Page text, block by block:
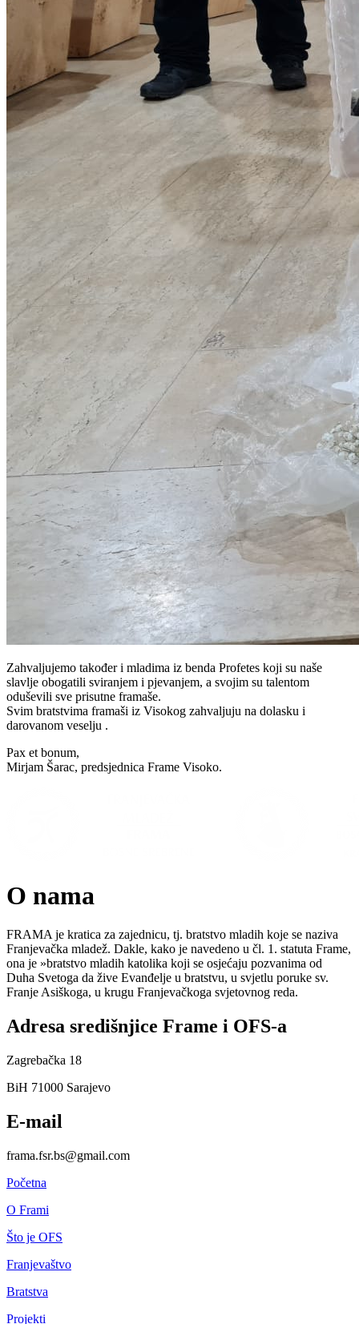
Zahvaljujemo također i mladima iz benda Profetes koji su naše
slavlje obogatili sviranjem i pjevanjem, a svojim su talentom
oduševili sve prisutne framaše.
Svim bratstvima framaši iz Visokog zahvaljuju na dolasku i
darovanom veselju .
Pax et bonum,
Mirjam Šarac, predsjednica Frame Visoko.
O nama
FRAMA je kratica za zajednicu, tj. bratstvo mladih koje se naziva
Franjevačka mladež. Dakle, kako je navedeno u čl. 1. statuta Frame,
ona je »bratstvo mladih katolika koji se osjećaju pozvanima od
Duha Svetoga da žive Evanđelje u bratstvu, u svjetlu poruke sv.
Franje Asiškoga, u krugu Franjevačkoga svjetovnog reda.
Adresa središnjice Frame i OFS-a
Zagrebačka 18
BiH 71000 Sarajevo
E-mail
frama.fsr.bs@gmail.com
Početna
O Frami
Što je OFS
Franjevaštvo
Bratstva
Projekti